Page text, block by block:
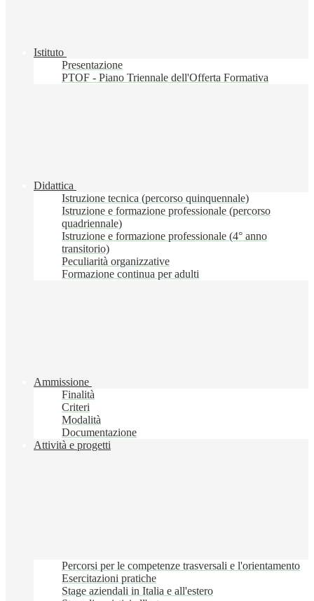
Istituto
Presentazione
PTOF - Piano Triennale dell'Offerta Formativa
Didattica
Istruzione tecnica (percorso quinquennale)
Istruzione e formazione professionale (percorso
quadriennale)
Istruzione e formazione professionale (4° anno
transitorio)
Peculiarità organizzative
Formazione continua per adulti
Ammissione
Finalità
Criteri
Modalità
Documentazione
Attività e progetti
Percorsi per le competenze trasversali e l'orientamento
Esercitazioni pratiche
Stage aziendali in Italia e all'estero